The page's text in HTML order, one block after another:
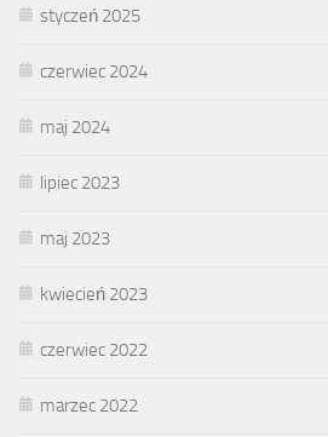
styczeń 2025
czerwiec 2024
maj 2024
lipiec 2023
maj 2023
kwiecień 2023
czerwiec 2022
marzec 2022